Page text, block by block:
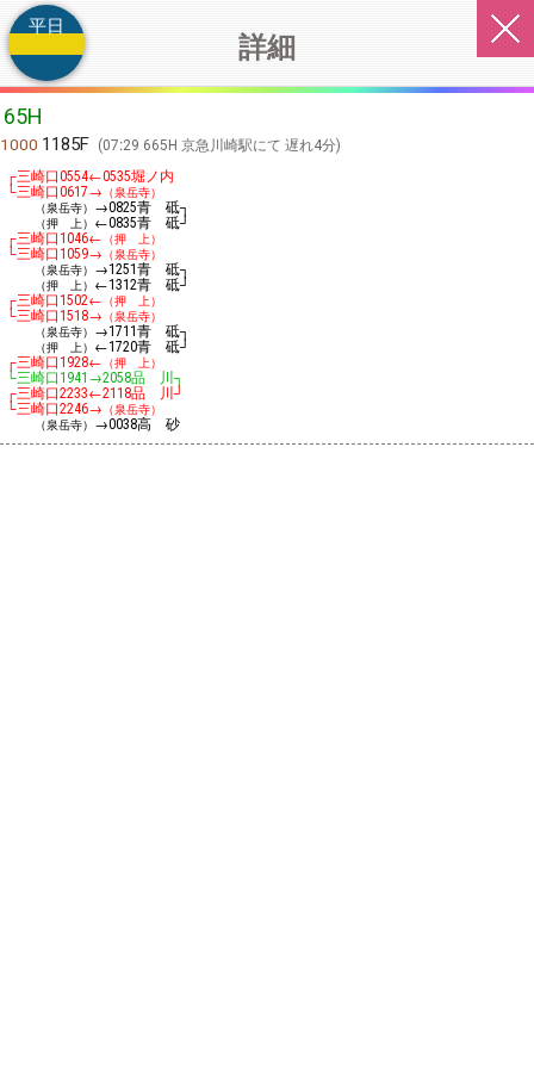
詳細
平日
65H
1000 1185F
07:29 665H 京急川崎駅にて 遅れ4分
┌三崎口0554←0535堀ノ内
└三崎口0617→ （泉岳寺）
（泉岳寺） →0825青 砥┐
（押 上） ←0835青 砥┘
┌三崎口 1046← （押 上）
└三崎口 1059→ （泉岳寺）
（泉岳寺） →1251青 砥┐
（押 上） ←1312青 砥┘
┌三崎口 1502← （押 上）
└三崎口 1518→ （泉岳寺）
（泉岳寺） →1711青 砥┐
（押 上） ←1720青 砥┘
┌三崎口 1928← （押 上）
└三崎口 1941 →2058品 川┐
┌三崎口2233←2118品 川┘
└三崎口2246→ （泉岳寺）
（泉岳寺） →0038高 砂